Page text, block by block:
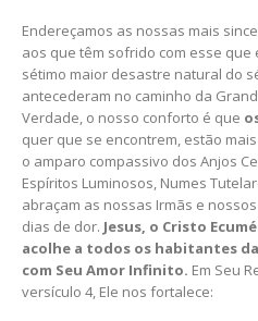
Endereçamos as nossas mais
aos que têm sofrido com esse
sétimo maior desastre natural do
antecederam no caminho da
Verdade, o nosso conforto é que
quer que se encontrem, estão
o amparo compassivo dos Anjos
Espíritos Luminosos, Numes
abraçam as nossas Irmãs e
dias de dor. Jesus, o Cristo
acolhe a todos os habitantes
com Seu Amor Infinito. Em Seu
versículo 4, Ele nos fortalece: